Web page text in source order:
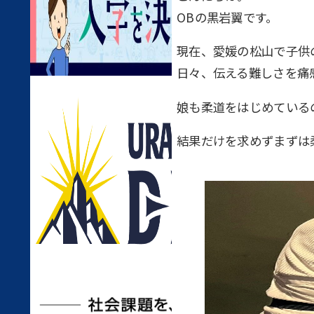
OBの黒岩翼です。
現在、愛媛の松山で子
日々、伝える難しさを痛
娘も柔道をはじめてい
結果だけを求めずまず